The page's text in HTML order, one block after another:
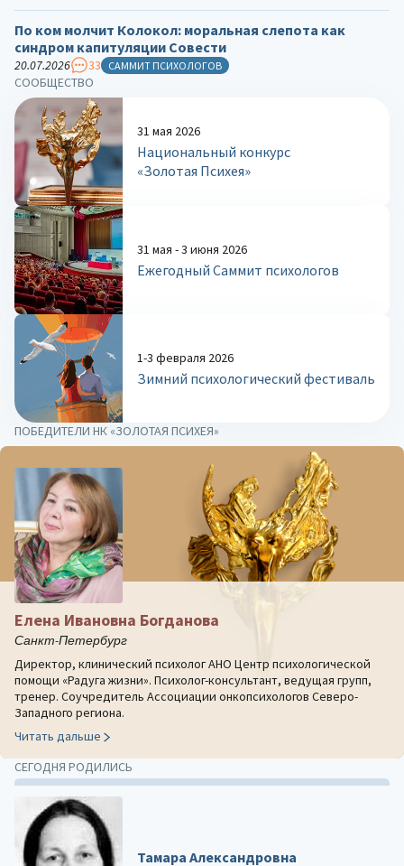
СООБЩЕСТВО
31 мая 2026
Национальный конкурс
«Золотая Психея»
31 мая - 3 июня 2026
Ежегодный Саммит психологов
1-3 февраля 2026
Зимний психологический фестиваль
По ком молчит Колокол: моральная слепота как
синдром капитуляции Совести
20.07.2026 33 САММИТ ПСИХОЛОГОВ
ПОБЕДИТЕЛИ НК «ЗОЛОТАЯ ПСИХЕЯ»
Елена Ивановна Богданова
Санкт-Петербург
Директор, клинический психолог АНО Центр психологической
помощи «Радуга жизни». Психолог-консультант, ведущая групп,
тренер. Соучредитель Ассоциации онкопсихологов Северо-
Западного региона.
Читать дальше
СЕГОДНЯ РОДИЛИСЬ
Тамара Александровна